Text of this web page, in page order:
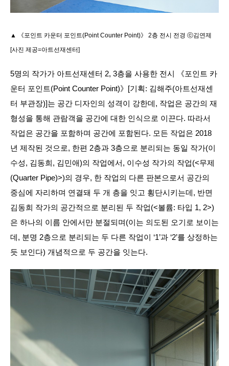
▲ 《포인트 카운터 포인트(Point Counter Point)》 2층 전시 전경 ⓒ김연제
[사진 제공=아트선재센터]
5명의 작가가 아트선재센터 2, 3층을 사용한 전시 《포인트 카
운터 포인트(Point Counter Point)》[기획: 김해주(아트선재센
터 부관장)]는 공간 디자인의 성격이 강한데, 작업은 공간의 재
형성을 통해 관람객을 공간에 대한 인식으로 이끈다. 따라서
작업은 공간을 포함하며 공간에 포함된다. 모든 작업은 2018
년 제작된 것으로, 한편 2층과 3층으로 분리되는 동일 작가(이
수성, 김동희, 김민애)의 작업에서, 이수성 작가의 작업(<무제
(Quarter Pipe)>)의 경우, 한 작업의 다른 판본으로서 공간의
중심에 자리하며 연결돼 두 개 층을 잇고 횡단시키는데, 반면
김동희 작가의 공간적으로 분리된 두 작업(<볼륨: 타입 1, 2>)
은 하나의 이름 안에서만 분절되며(이는 의도된 오기로 보이는
데, 분명 2층으로 분리되는 두 다른 작업이 ‘1’과 ‘2’를 상정하는
듯 보인다) 개념적으로 두 공간을 잇는다.